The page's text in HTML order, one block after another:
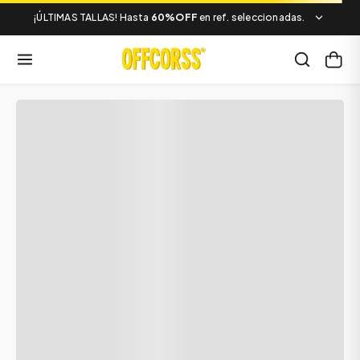
¡ÚLTIMAS TALLAS! Hasta 60%OFF en ref. seleccionadas.